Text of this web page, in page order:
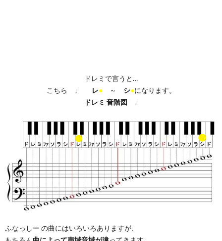
ドレミで言うと…
こちら ↓
レ●～ シ●になります。
ドレミ 音階図 ↓
ふなっしー の曲にはいろいろありますが、